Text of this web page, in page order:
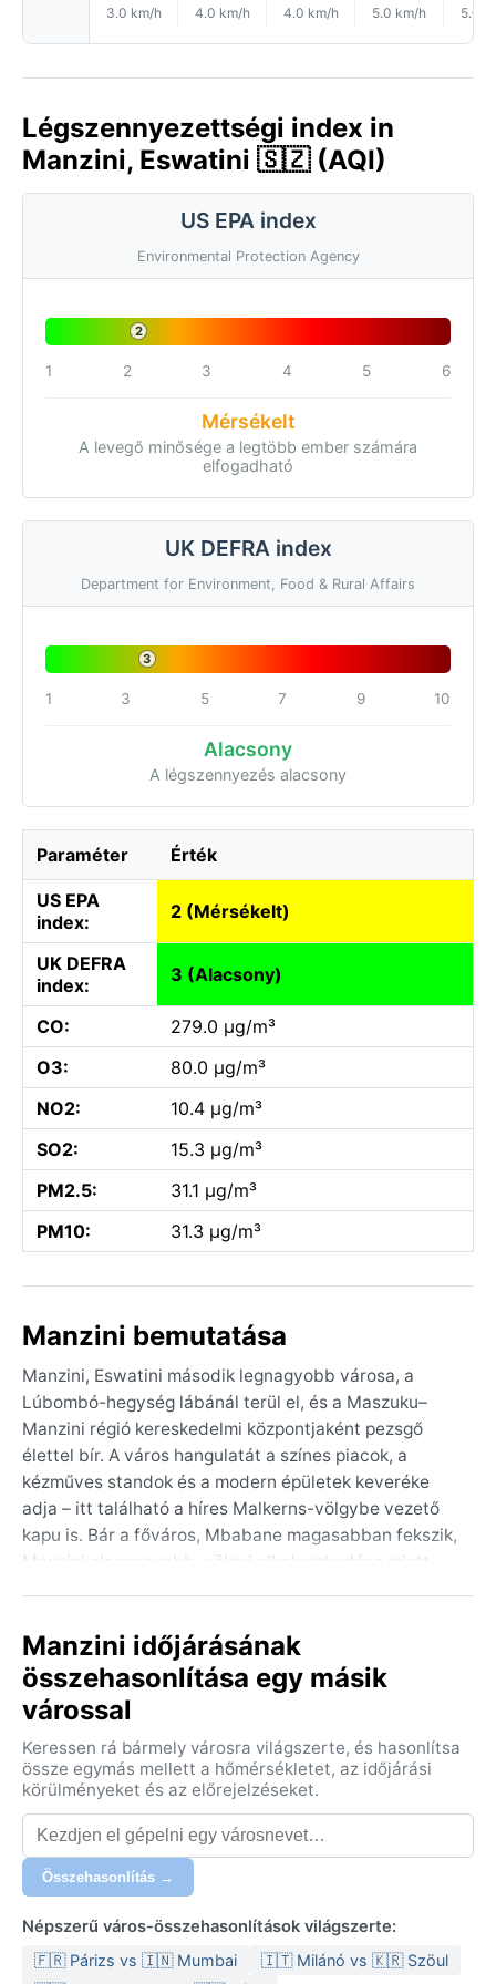
3.0 km/h 4.0 km/h 4.0 km/h 5.0 km/h 5.0
Légszennyezettségi index in
Manzini, Eswatini 🇸🇿 (AQI)
US EPA index
Environmental Protection Agency
2
1 2 3 4 5 6
Mérsékelt
A levegő minősége a legtöbb ember számára
elfogadható
UK DEFRA index
Department for Environment, Food & Rural Affairs
3
1 3 5 7 9 10
Alacsony
A légszennyezés alacsony
Paraméter Érték
US EPA
index:
2 (Mérsékelt)
UK DEFRA
index:
3 (Alacsony)
CO:
279.0 µg/m³
O3:
80.0 µg/m³
NO2:
10.4 µg/m³
SO2:
15.3 µg/m³
PM2.5:
31.1 µg/m³
PM10:
31.3 µg/m³
Manzini bemutatása
Manzini, Eswatini második legnagyobb városa, a
Lúbombó-hegység lábánál terül el, és a Maszuku–
Manzini régió kereskedelmi központjaként pezsgő
élettel bír. A város hangulatát a színes piacok, a
kézműves standok és a modern épületek keveréke
adja – itt található a híres Malkerns-völgybe vezető
kapu is. Bár a főváros, Mbabane magasabban fekszik,
Manzini alacsonyabb, völgyi elhelyezkedése miatt
közeli Ezulwini-völgy pedig a királyi völgy néven
ismert, ahol hagyományos szertartásokat és
vadrezervátumokat találni.
típusba (Köppen: Cwa) sorolható. A nyarak
(november–március) forróak és csapadékosak, 30 °C
körüli maximumokkal, gyakori délutáni zivatarokkal – a
páratartalom ilyenkor magas, 70–80% között mozog.
A telek (június–augusztus) hűvösek és szárazak,
nappal 20 °C körüli kellemes idővel, éjszakánként
viszont 5–10 °C-ra is lehűlhet a levegő. A legtöbb eső
hónapok szinte csapadékmentesek. Mit érdemes
Manzini időjárásának
összehasonlítása egy másik
várossal
Keressen rá bármely városra világszerte, és hasonlítsa
össze egymás mellett a hőmérsékletet, az időjárási
körülményeket és az előrejelzéseket.
Összehasonlítás →
Népszerű város-összehasonlítások világszerte:
🇫🇷 Párizs vs 🇮🇳 Mumbai
🇮🇹 Milánó vs 🇰🇷 Szöul